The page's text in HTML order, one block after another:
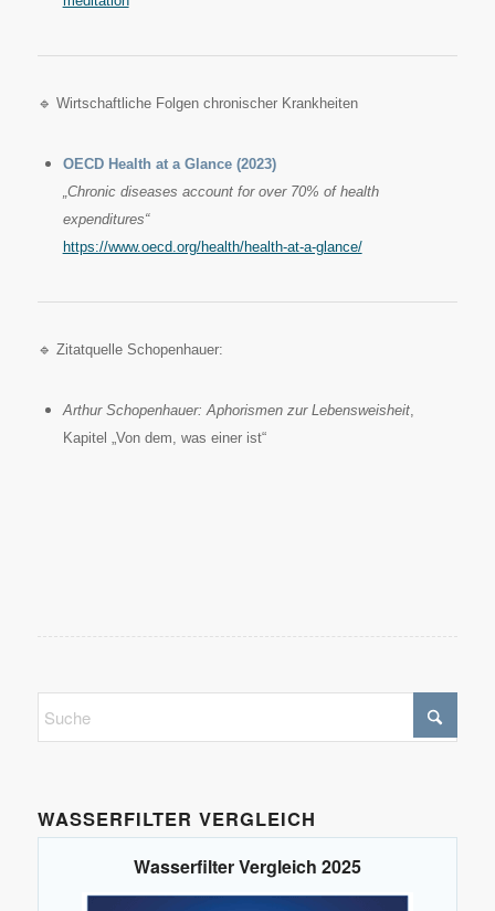
🔹 Wirtschaftliche Folgen chronischer Krankheiten
OECD Health at a Glance (2023)
„Chronic diseases account for over 70% of health
expenditures“
https://www.oecd.org/health/health-at-a-glance/
🔹 Zitatquelle Schopenhauer:
Arthur Schopenhauer: Aphorismen zur Lebensweisheit,
Kapitel „Von dem, was einer ist“
WASSERFILTER VERGLEICH
Wasserfilter Vergleich 2025